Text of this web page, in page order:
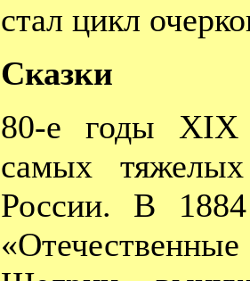
стал цикл
Сказки
80-е годы XIX
самых
России. В